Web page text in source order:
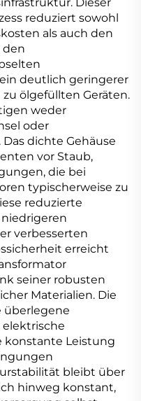
reduziert sowohl
als auch den
den
deutlich geringerer
ölgefüllten Geräten.
weder
oder
dichte Gehäuse
vor Staub,
die bei
typischerweise zu
reduzierte
verbesserten
erreicht
seiner robusten
Materialien. Die
überlegene
konstante Leistung
bleibt über
hinweg konstant,